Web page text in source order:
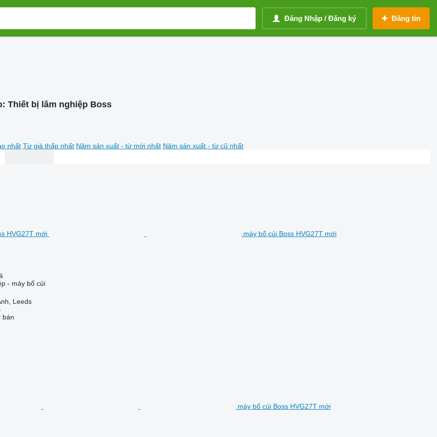
Đăng Nhập / Đăng ký Đăng tin
Thiết bị lâm nghiệp Boss
nhất Từ giá thấp nhất Năm sản xuất - từ mới nhất Năm sản xuất - từ cũ nhất
máy bổ củi Boss HVG27T mới
- máy bổ củi
Leeds
bán
máy bổ củi Boss HVG27T mới